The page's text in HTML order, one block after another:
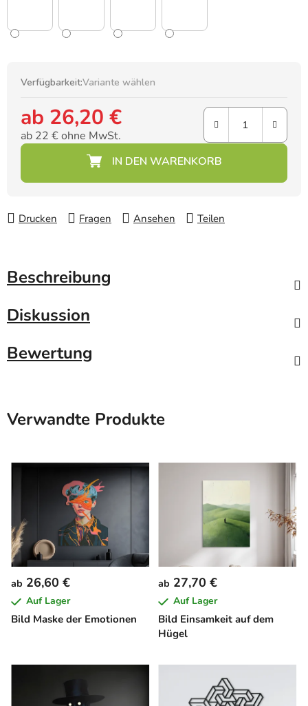
Verfügbarkeit:Variante wählen
ab 26,20 €
ab 22 €ohne MwSt.
Verkaufspreis:
Drucken Fragen Ansehen Teilen
Beschreibung
Diskussion
Bewertung
Verwandte Produkte
Bild Maske der Emotionen
ab 26,60 €
Auf Lager
Bild Einsamkeit auf dem
Hügel
ab 27,70 €
Auf Lager